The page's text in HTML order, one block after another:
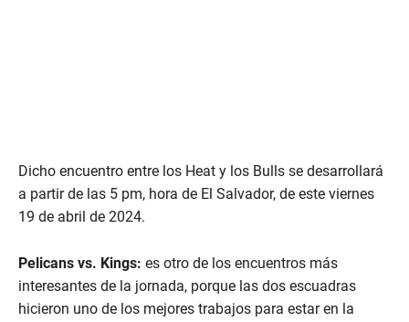
Dicho encuentro entre los Heat y los Bulls se desarrollará
a partir de las 5 pm, hora de El Salvador, de este viernes
19 de abril de 2024.
Pelicans vs. Kings: es otro de los encuentros más
interesantes de la jornada, porque las dos escuadras
hicieron uno de los mejores trabajos para estar en la